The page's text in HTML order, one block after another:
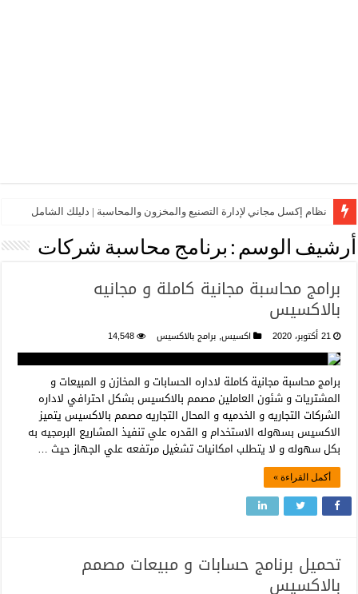
نظام إكسل مجاني لإدارة التصنيع والمخزون والمحاسبة | دليلك الشامل
أرشيف الوسم : برنامج محاسبة شركات
برامج محاسبة مجانية كاملة و مجانيه
بالاكسيس
21 أكتوبر، 2020 اكسيس, برامج بالاكسيس 14,548
برامج محاسبة مجانية كاملة لاداره الحسابات و المخازن و المبيعات و
المشتريات و شئون العاملين مصمم بالاكسيس بشكل احترافي لاداره
الشركات التجاريه و الخدميه و المحال التجاريه مصمم بالاكسيس يتميز
الاكسيس بسهوله الاستخدام و القدره علي تنفيذ المشاريع البرمجيه به
بكل سهوله و لا يتطلب امكانيات تشغيل مرتفعه علي الجهاز حيث …
أكمل القراءة »
تحميل برنامج حسابات و مبيعات مصمم
بالاكسيس